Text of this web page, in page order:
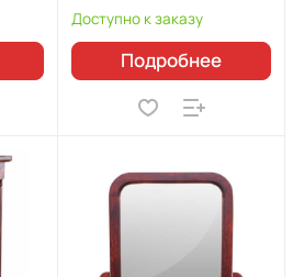
Доступно к заказу
Подробнее